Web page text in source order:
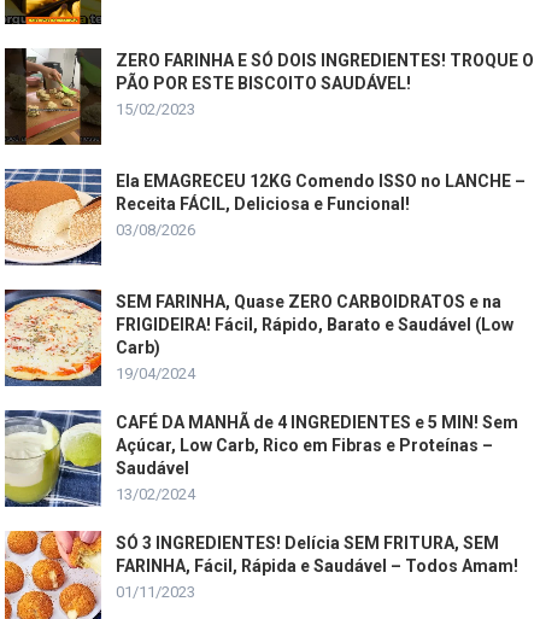
ZERO FARINHA E SÓ DOIS INGREDIENTES! TROQUE O
PÃO POR ESTE BISCOITO SAUDÁVEL!
15/02/2023
Ela EMAGRECEU 12KG Comendo ISSO no LANCHE –
Receita FÁCIL, Deliciosa e Funcional!
03/08/2026
SEM FARINHA, Quase ZERO CARBOIDRATOS e na
FRIGIDEIRA! Fácil, Rápido, Barato e Saudável (Low
Carb)
19/04/2024
CAFÉ DA MANHÃ de 4 INGREDIENTES e 5 MIN! Sem
Açúcar, Low Carb, Rico em Fibras e Proteínas –
Saudável
13/02/2024
SÓ 3 INGREDIENTES! Delícia SEM FRITURA, SEM
FARINHA, Fácil, Rápida e Saudável – Todos Amam!
01/11/2023